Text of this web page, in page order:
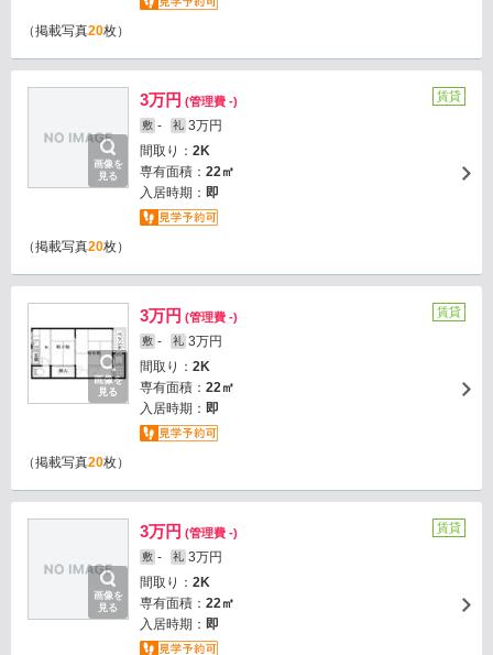
（掲載写真20枚）
画像を
見る
3万円 (管理費 -)
敷 - 礼 3万円
間取り： 2K
専有面積： 22㎡
入居時期： 即
賃貸
（掲載写真20枚）
画像を
見る
3万円 (管理費 -)
敷 - 礼 3万円
間取り： 2K
専有面積： 22㎡
入居時期： 即
賃貸
（掲載写真20枚）
画像を
見る
3万円 (管理費 -)
敷 - 礼 3万円
間取り： 2K
専有面積： 22㎡
入居時期： 即
賃貸